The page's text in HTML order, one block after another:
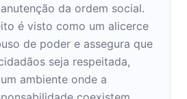
da ordem social.
é visto como um alicerce
de poder e assegura que
seja respeitada,
ambiente onde a